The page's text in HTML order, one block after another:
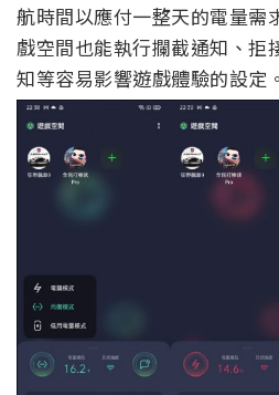
航時間以應付一整天的電量需
戲空間也能執行攔截通知、拒
知等容易影響遊戲體驗的設定。